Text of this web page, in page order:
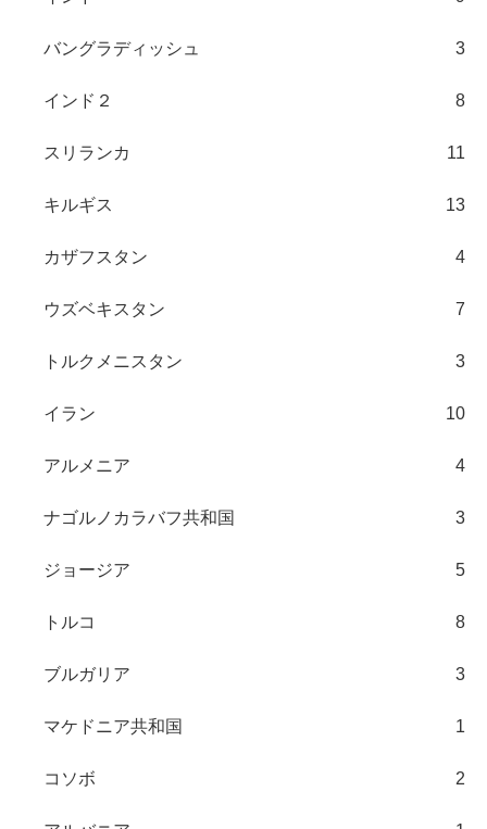
バングラディッシュ 3
インド２ 8
スリランカ 11
キルギス 13
カザフスタン 4
ウズベキスタン 7
トルクメニスタン 3
イラン 10
アルメニア 4
ナゴルノカラバフ共和国 3
ジョージア 5
トルコ 8
ブルガリア 3
マケドニア共和国 1
コソボ 2